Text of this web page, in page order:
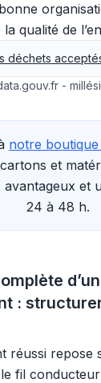
qualité de
déchets
-
notre boutique
et
avantageux et
24 à 48 h.
d’un
:
réussi repose
fil conducteur